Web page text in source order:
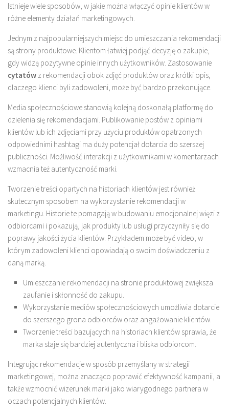
Istnieje wiele sposobów, w jakie można włączyć opinie klientów w
różne elementy działań marketingowych.
Jednym z najpopularniejszych miejsc do umieszczania rekomendacji
są strony produktowe. Klientom łatwiej podjąć decyzję o zakupie,
gdy widzą pozytywne opinie innych użytkowników. Zastosowanie
cytatów z rekomendacji obok zdjęć produktów oraz krótki opis,
dlaczego klienci byli zadowoleni, może być bardzo przekonujące.
Media społecznościowe stanowią kolejną doskonałą platformę do
dzielenia się rekomendacjami. Publikowanie postów z opiniami
klientów lub ich zdjęciami przy użyciu produktów opatrzonych
odpowiednimi hashtagi ma duży potencjał dotarcia do szerszej
publiczności. Możliwość interakcji z użytkownikami w komentarzach
wzmacnia też autentyczność marki.
Tworzenie treści opartych na historiach klientów jest również
skutecznym sposobem na wykorzystanie rekomendacji w
marketingu. Historie te pomagają w budowaniu emocjonalnej więzi z
odbiorcami i pokazują, jak produkty lub usługi przyczyniły się do
poprawy jakości życia klientów. Przykładem może być video, w
którym zadowoleni klienci opowiadają o swoim doświadczeniu z
daną marką.
Umieszczanie rekomendacji na stronie produktowej zwiększa
zaufanie i skłonność do zakupu.
Wykorzystanie mediów społecznościowych umożliwia dotarcie
do szerszego grona odbiorców oraz angażowanie klientów.
Tworzenie treści bazujących na historiach klientów sprawia, że
marka staje się bardziej autentyczna i bliska odbiorcom.
Integrując rekomendacje w sposób przemyślany w strategii
marketingowej, można znacząco poprawić efektywność kampanii, a
także wzmocnić wizerunek marki jako wiarygodnego partnera w
oczach potencjalnych klientów.